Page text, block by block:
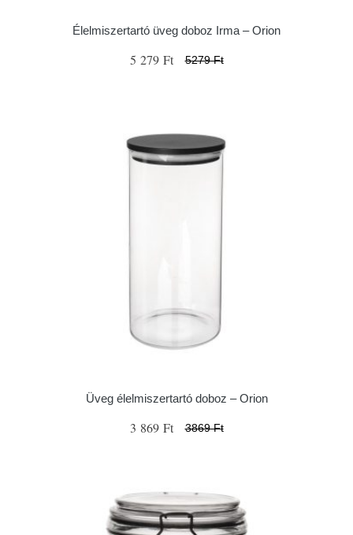
Élelmiszertartó üveg doboz Irma – Orion
5 279 Ft 5279 Ft
Üveg élelmiszertartó doboz – Orion
3 869 Ft 3869 Ft